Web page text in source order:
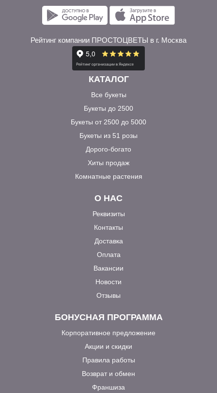
Рейтинг компании ПРОСТОЦВЕТЫ в г. Москва
КАТАЛОГ
Все букеты
Букеты до 2500
Букеты от 2500 до 5000
Букеты из 51 розы
Дорого-богато
Хиты продаж
Комнатные растения
О НАС
Реквизиты
Контакты
Доставка
Оплата
Вакансии
Новости
Отзывы
БОНУСНАЯ ПРОГРАММА
Корпоративное предложение
Акции и скидки
Правила работы
Возврат и обмен
Франшиза